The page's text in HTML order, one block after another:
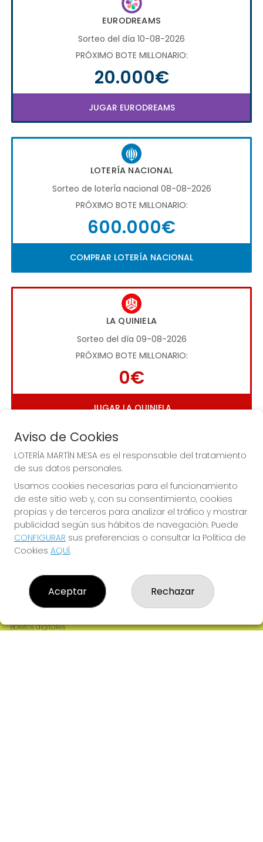
EURODREAMS
Sorteo del día 10-08-2026
PRÓXIMO BOTE MILLONARIO:
20.000€
JUGAR EURODREAMS
LOTERÍA NACIONAL
Sorteo de loterÍa nacional 08-08-2026
PRÓXIMO BOTE MILLONARIO:
600.000€
COMPRAR LOTERÍA NACIONAL
LA QUINIELA
Sorteo del día 09-08-2026
PRÓXIMO BOTE MILLONARIO:
0€
JUGAR LA QUINIELA
Imagen anterior
LOTERÍA MARTÍN MESA
Resultados
Contacto
Empresas
Boletos digitales
Aviso de Cookies
LOTERÍA MARTÍN MESA es el responsable del tratamiento
de sus datos personales.
Usamos cookies necesarias para el funcionamiento
de este sitio web y, con su consentimiento, cookies
propias y de terceros para analizar el tráfico y mostrar
publicidad según sus hábitos de navegación. Puede
CONFIGURAR sus preferencias o consultar la Política de
Cookies AQUÍ.
Aceptar Rechazar